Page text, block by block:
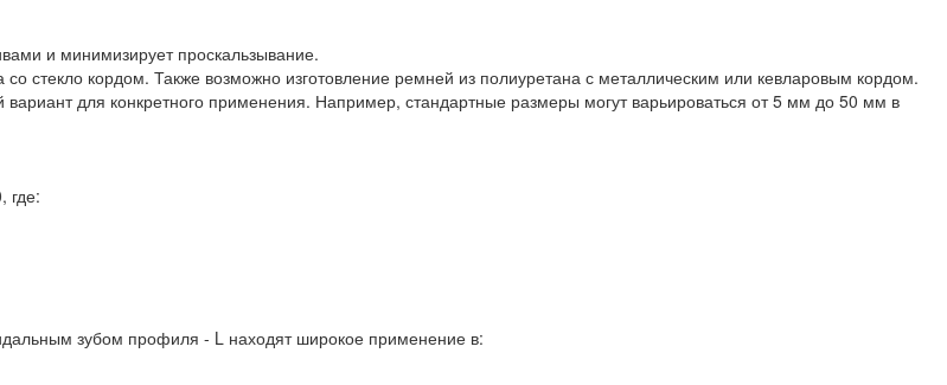
и минимизирует проскальзывание.
стекло кордом. Также возможно изготовление ремней из полиуретана с металлическим или кевларовым кордом.
для конкретного применения. Например, стандартные размеры могут варьироваться от 5 мм до 50 мм в
где:
зубом профиля - L находят широкое применение в: